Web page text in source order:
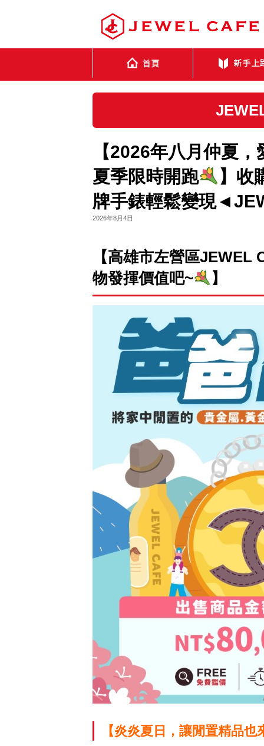
【2026年八月仲夏
夏季限時開跑
】收
牌手錶輕鬆變現
2026年8月4日
【高雄市左營區JEWEL
物發揮價值吧~
】
【炎炎夏日，讓閒置精品